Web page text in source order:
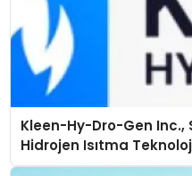
Kleen-Hy-Dro-Gen Inc.,
Hidrojen Isıtma
Düzenleyici Onaylarını